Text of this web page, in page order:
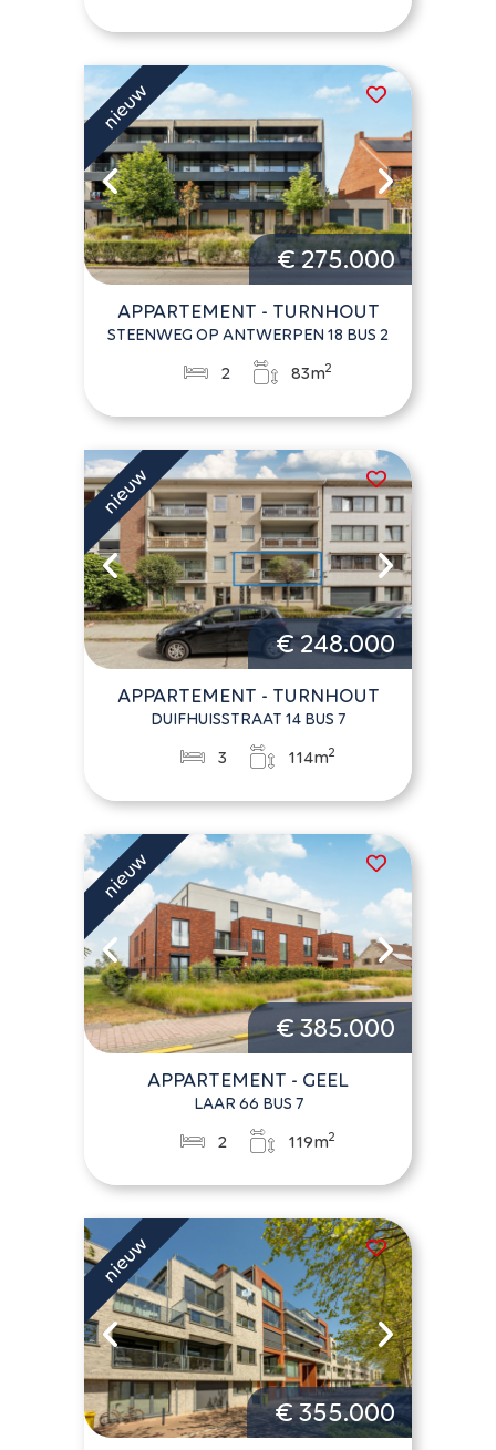
€ 275.000
APPARTEMENT - TURNHOUT
STEENWEG OP ANTWERPEN 18 BUS 2
2 83m2
€ 248.000
APPARTEMENT - TURNHOUT
DUIFHUISSTRAAT 14 BUS 7
3 114m2
€ 385.000
APPARTEMENT - GEEL
LAAR 66 BUS 7
2 119m2
€ 355.000